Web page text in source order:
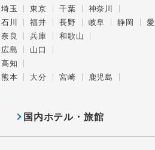
埼玉 東京 千葉
神奈川
石川 福井 長野 岐阜 静岡
奈良 兵庫
和歌山
広島
山口
高知
熊本 大分 宮崎
鹿児島
国内ホテル・旅館